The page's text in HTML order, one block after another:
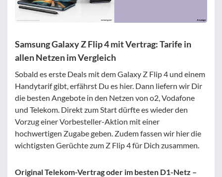
Samsung Galaxy Z Flip 4 mit Vertrag: Tarife in
allen Netzen im Vergleich
Sobald es erste Deals mit dem Galaxy Z Flip 4 und einem
Handytarif gibt, erfährst Du es hier. Dann liefern wir Dir
die besten Angebote in den Netzen von o2, Vodafone
und Telekom. Direkt zum Start dürfte es wieder den
Vorzug einer Vorbesteller-Aktion mit einer
hochwertigen Zugabe geben. Zudem fassen wir hier die
wichtigsten Gerüchte zum Z Flip 4 für Dich zusammen.
Original Telekom-Vertrag oder im besten D1-Netz –